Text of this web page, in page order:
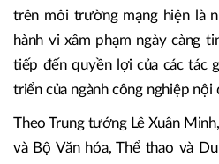
trên môi trường mạng hiện là
hành vi xâm phạm ngày càng
tiếp đến quyền lợi của các tác
triển của ngành công nghiệp nội
Theo Trung tướng Lê Xuân
và Bộ Văn hóa, Thể thao và